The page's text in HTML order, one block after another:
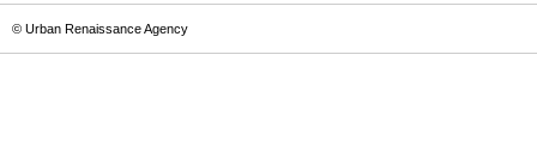
© Urban Renaissance Agency